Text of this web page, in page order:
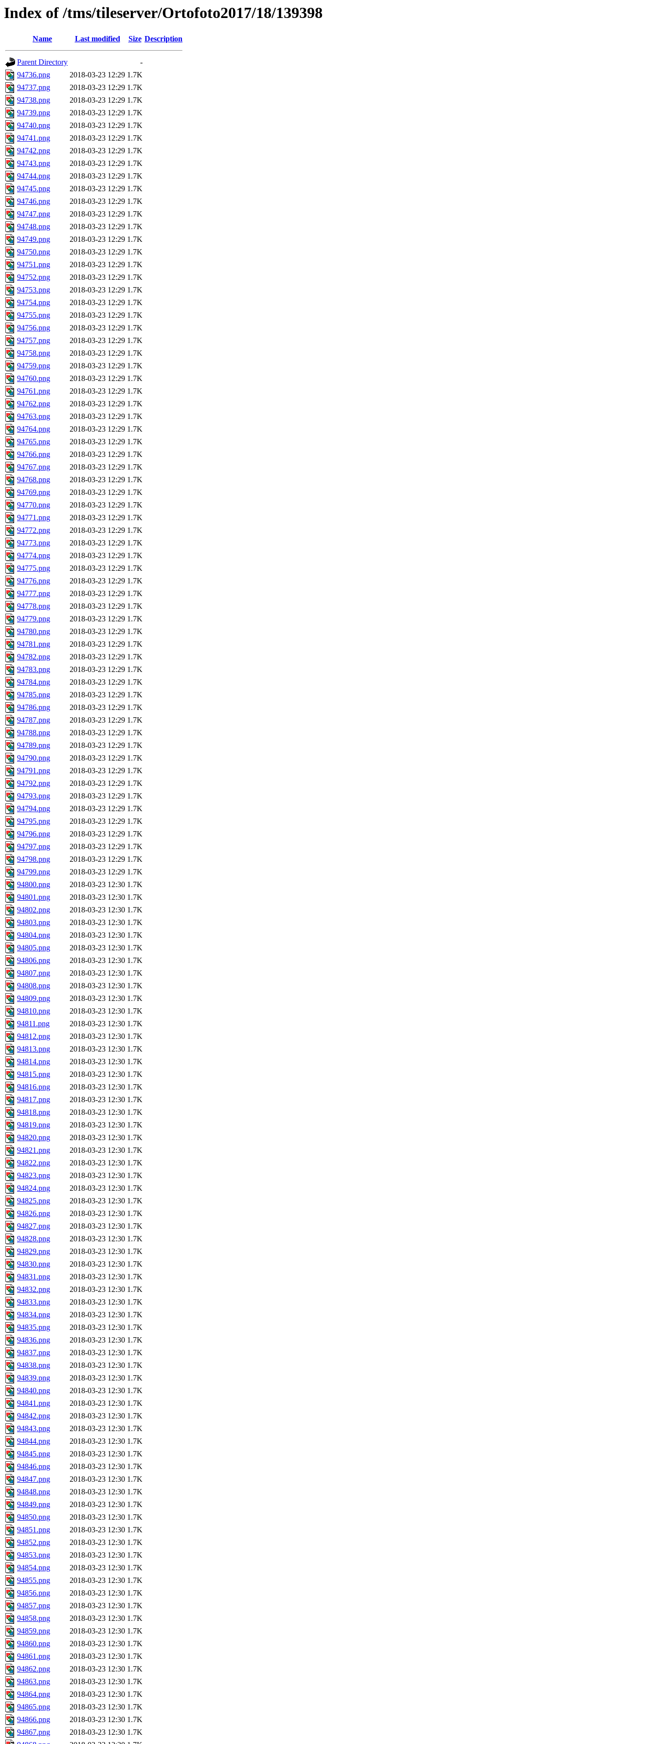
Index of /tms/tileserver/Ortofoto2017/18/139398
Name Last modified Size Description
Parent Directory
-
94736.png
2018-03-23 12:29 1.7K
94737.png
2018-03-23 12:29 1.7K
94738.png
2018-03-23 12:29 1.7K
94739.png
2018-03-23 12:29 1.7K
94740.png
2018-03-23 12:29 1.7K
94741.png
2018-03-23 12:29 1.7K
94742.png
2018-03-23 12:29 1.7K
94743.png
2018-03-23 12:29 1.7K
94744.png
2018-03-23 12:29 1.7K
94745.png
2018-03-23 12:29 1.7K
94746.png
2018-03-23 12:29 1.7K
94747.png
2018-03-23 12:29 1.7K
94748.png
2018-03-23 12:29 1.7K
94749.png
2018-03-23 12:29 1.7K
94750.png
2018-03-23 12:29 1.7K
94751.png
2018-03-23 12:29 1.7K
94752.png
2018-03-23 12:29 1.7K
94753.png
2018-03-23 12:29 1.7K
94754.png
2018-03-23 12:29 1.7K
94755.png
2018-03-23 12:29 1.7K
94756.png
2018-03-23 12:29 1.7K
94757.png
2018-03-23 12:29 1.7K
94758.png
2018-03-23 12:29 1.7K
94759.png
2018-03-23 12:29 1.7K
94760.png
2018-03-23 12:29 1.7K
94761.png
2018-03-23 12:29 1.7K
94762.png
2018-03-23 12:29 1.7K
94763.png
2018-03-23 12:29 1.7K
94764.png
2018-03-23 12:29 1.7K
94765.png
2018-03-23 12:29 1.7K
94766.png
2018-03-23 12:29 1.7K
94767.png
2018-03-23 12:29 1.7K
94768.png
2018-03-23 12:29 1.7K
94769.png
2018-03-23 12:29 1.7K
94770.png
2018-03-23 12:29 1.7K
94771.png
2018-03-23 12:29 1.7K
94772.png
2018-03-23 12:29 1.7K
94773.png
2018-03-23 12:29 1.7K
94774.png
2018-03-23 12:29 1.7K
94775.png
2018-03-23 12:29 1.7K
94776.png
2018-03-23 12:29 1.7K
94777.png
2018-03-23 12:29 1.7K
94778.png
2018-03-23 12:29 1.7K
94779.png
2018-03-23 12:29 1.7K
94780.png
2018-03-23 12:29 1.7K
94781.png
2018-03-23 12:29 1.7K
94782.png
2018-03-23 12:29 1.7K
94783.png
2018-03-23 12:29 1.7K
94784.png
2018-03-23 12:29 1.7K
94785.png
2018-03-23 12:29 1.7K
94786.png
2018-03-23 12:29 1.7K
94787.png
2018-03-23 12:29 1.7K
94788.png
2018-03-23 12:29 1.7K
94789.png
2018-03-23 12:29 1.7K
94790.png
2018-03-23 12:29 1.7K
94791.png
2018-03-23 12:29 1.7K
94792.png
2018-03-23 12:29 1.7K
94793.png
2018-03-23 12:29 1.7K
94794.png
2018-03-23 12:29 1.7K
94795.png
2018-03-23 12:29 1.7K
94796.png
2018-03-23 12:29 1.7K
94797.png
2018-03-23 12:29 1.7K
94798.png
2018-03-23 12:29 1.7K
94799.png
2018-03-23 12:29 1.7K
94800.png
2018-03-23 12:30 1.7K
94801.png
2018-03-23 12:30 1.7K
94802.png
2018-03-23 12:30 1.7K
94803.png
2018-03-23 12:30 1.7K
94804.png
2018-03-23 12:30 1.7K
94805.png
2018-03-23 12:30 1.7K
94806.png
2018-03-23 12:30 1.7K
94807.png
2018-03-23 12:30 1.7K
94808.png
2018-03-23 12:30 1.7K
94809.png
2018-03-23 12:30 1.7K
94810.png
2018-03-23 12:30 1.7K
94811.png
2018-03-23 12:30 1.7K
94812.png
2018-03-23 12:30 1.7K
94813.png
2018-03-23 12:30 1.7K
94814.png
2018-03-23 12:30 1.7K
94815.png
2018-03-23 12:30 1.7K
94816.png
2018-03-23 12:30 1.7K
94817.png
2018-03-23 12:30 1.7K
94818.png
2018-03-23 12:30 1.7K
94819.png
2018-03-23 12:30 1.7K
94820.png
2018-03-23 12:30 1.7K
94821.png
2018-03-23 12:30 1.7K
94822.png
2018-03-23 12:30 1.7K
94823.png
2018-03-23 12:30 1.7K
94824.png
2018-03-23 12:30 1.7K
94825.png
2018-03-23 12:30 1.7K
94826.png
2018-03-23 12:30 1.7K
94827.png
2018-03-23 12:30 1.7K
94828.png
2018-03-23 12:30 1.7K
94829.png
2018-03-23 12:30 1.7K
94830.png
2018-03-23 12:30 1.7K
94831.png
2018-03-23 12:30 1.7K
94832.png
2018-03-23 12:30 1.7K
94833.png
2018-03-23 12:30 1.7K
94834.png
2018-03-23 12:30 1.7K
94835.png
2018-03-23 12:30 1.7K
94836.png
2018-03-23 12:30 1.7K
94837.png
2018-03-23 12:30 1.7K
94838.png
2018-03-23 12:30 1.7K
94839.png
2018-03-23 12:30 1.7K
94840.png
2018-03-23 12:30 1.7K
94841.png
2018-03-23 12:30 1.7K
94842.png
2018-03-23 12:30 1.7K
94843.png
2018-03-23 12:30 1.7K
94844.png
2018-03-23 12:30 1.7K
94845.png
2018-03-23 12:30 1.7K
94846.png
2018-03-23 12:30 1.7K
94847.png
2018-03-23 12:30 1.7K
94848.png
2018-03-23 12:30 1.7K
94849.png
2018-03-23 12:30 1.7K
94850.png
2018-03-23 12:30 1.7K
94851.png
2018-03-23 12:30 1.7K
94852.png
2018-03-23 12:30 1.7K
94853.png
2018-03-23 12:30 1.7K
94854.png
2018-03-23 12:30 1.7K
94855.png
2018-03-23 12:30 1.7K
94856.png
2018-03-23 12:30 1.7K
94857.png
2018-03-23 12:30 1.7K
94858.png
2018-03-23 12:30 1.7K
94859.png
2018-03-23 12:30 1.7K
94860.png
2018-03-23 12:30 1.7K
94861.png
2018-03-23 12:30 1.7K
94862.png
2018-03-23 12:30 1.7K
94863.png
2018-03-23 12:30 1.7K
94864.png
2018-03-23 12:30 1.7K
94865.png
2018-03-23 12:30 1.7K
94866.png
2018-03-23 12:30 1.7K
94867.png
2018-03-23 12:30 1.7K